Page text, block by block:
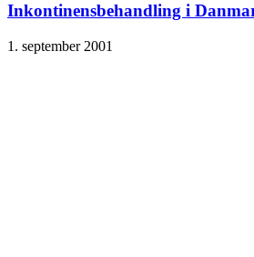
Inkontinensbehandling i
1. september 2001